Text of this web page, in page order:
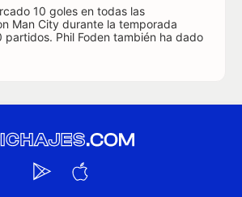
10 goles en todas las
Man City durante la temporada
Phil Foden también ha dado